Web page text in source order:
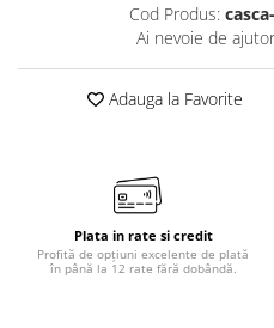
Cod Produs:
Ai nevoie de
Adauga la Favorite
Plata in rate si credit
Profită de opțiuni excelente de plată
în până la 12 rate fără dobândă.